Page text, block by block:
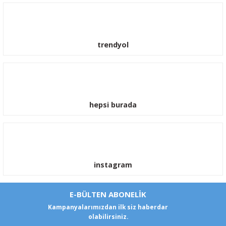
trendyol
hepsi burada
instagram
E-BÜLTEN ABONELİK
Kampanyalarımızdan ilk siz haberdar
olabilirsiniz.